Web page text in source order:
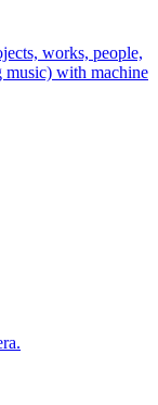
works, people,
music) with machine